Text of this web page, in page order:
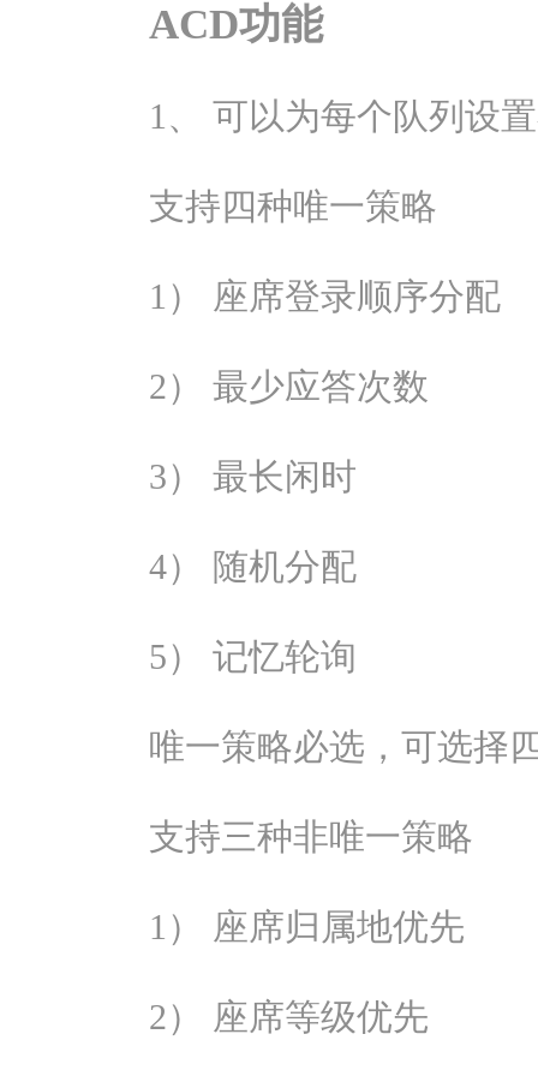
ACD功能
1、 可以为每个队列设
支持四种唯一策略
1） 座席登录顺序分配
2） 最少应答次数
3） 最长闲时
4） 随机分配
5） 记忆轮询
唯一策略必选，可选择
支持三种非唯一策略
1） 座席归属地优先
2） 座席等级优先